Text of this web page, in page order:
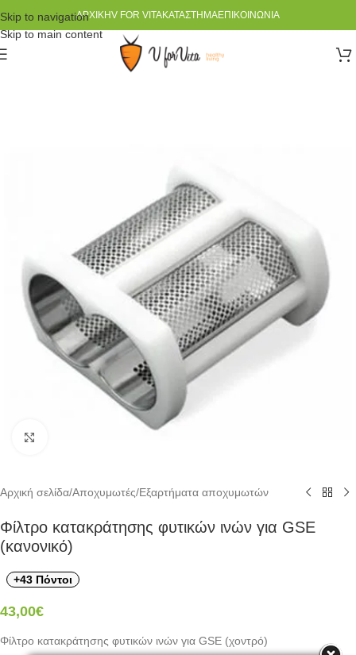
Skip to navigation
Skip to main content
ΑΡΧΙΚΉV FOR VITAΚΑΤΆΣΤΗΜΑΕΠΙΚΟΙΝΩΝΊΑ
Αρχική σελίδα/Αποχυμωτές/Εξαρτήματα αποχυμωτών
Φίλτρο κατακράτησης φυτικών ινών για GSE
(κανονικό)
+43 Πόντοι
43,00€
Φίλτρο κατακράτησης φυτικών ινών για GSE (χοντρό)